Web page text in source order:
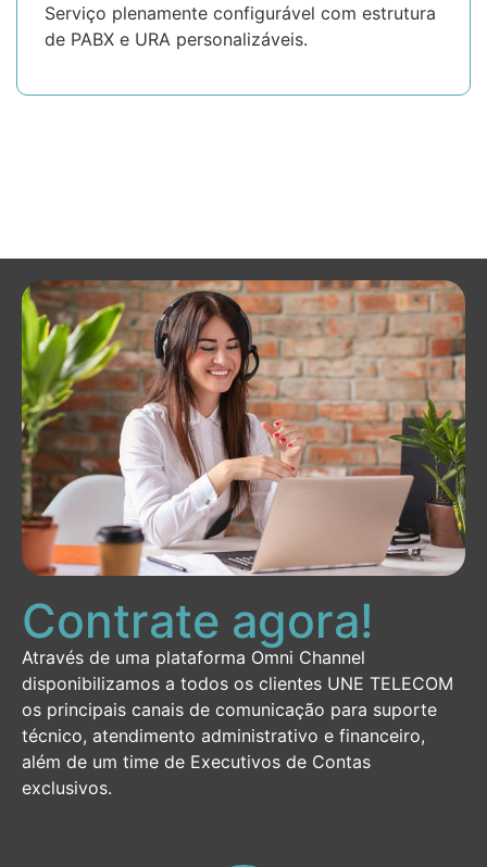
Serviço plenamente configurável com estrutura
de PABX e URA personalizáveis.
Contrate agora!
Através de uma plataforma Omni Channel
disponibilizamos a todos os clientes UNE TELECOM
os principais canais de comunicação para suporte
técnico, atendimento administrativo e financeiro,
além de um time de Executivos de Contas
exclusivos.